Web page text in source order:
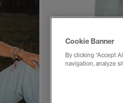
Cookie Banner
By clicking “Accept
navigation, analyze